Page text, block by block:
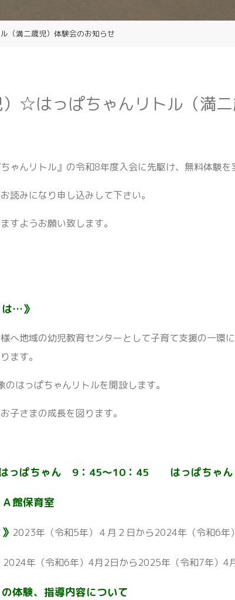
（満二歳児）体験会のお知らせ
☆はっぱちゃんリトル（満
ゃんリトル』の令和8年度入会に先駆け、無料体験を
読みになり申し込みして下さい。
すようお願い致します。
は…》
へ地域の幼児教育センターとして子育て支援の一環
ます。
はっぱちゃんリトルを開設します。
子さまの成長を図ります。
ちゃん 9：45～10：45 はっぱちゃん
保育室
2023年（令和5年）４月２日から2024年（令和6
2024年（令和6年）4月2日から2025年（令和7年）4
験、指導内容について